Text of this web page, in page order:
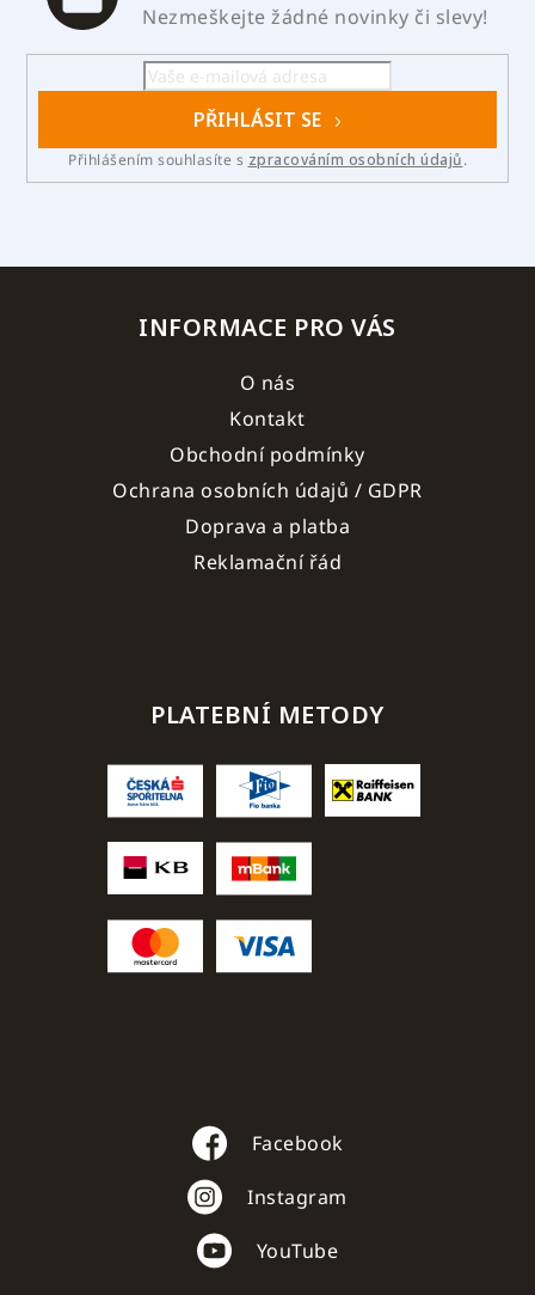
Nezmeškejte žádné novinky či slevy!
PŘIHLÁSIT SE
Přihlášením souhlasíte s zpracováním osobních údajů.
INFORMACE PRO VÁS
O nás
Kontakt
Obchodní podmínky
Ochrana osobních údajů / GDPR
Doprava a platba
Reklamační řád
PLATEBNÍ METODY
Facebook
Instagram
YouTube